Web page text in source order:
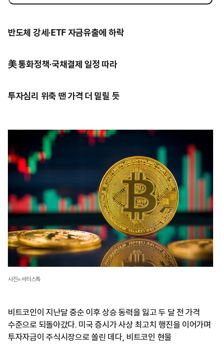
반도체 강세·ETF 자금유출에 하락
美 통화정책·국채결제 일정 따라
투자심리 위축 땐 가격 더 밀릴 듯
사진=셔터스톡
비트코인이 지난달 중순 이후 상승 동력을 잃고 두 달 전 가격
수준으로 되돌아갔다. 미국 증시가 사상 최고치 행진을 이어가며
투자자금이 주식시장으로 쏠린 데다, 비트코인 현물